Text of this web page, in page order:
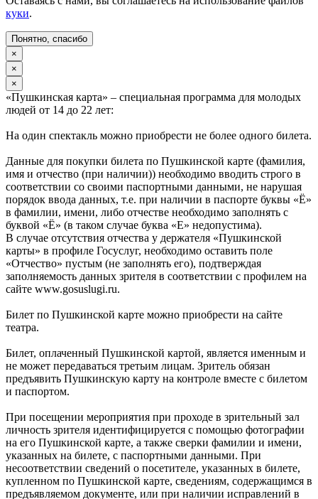
куки.
Понятно, спасибо
×
×
×
«Пушкинская карта» – специальная программа для молодых
людей от 14 до 22 лет:
На один спектакль можно приобрести не более одного билета.
Данные для покупки билета по Пушкинской карте (фамилия,
имя и отчество (при наличии)) необходимо вводить строго в
соответствии со своими паспортными данными, не нарушая
порядок ввода данных, т.е. при наличии в паспорте буквы «Ё»
в фамилии, имени, либо отчестве необходимо заполнять с
буквой «Ё» (в таком случае буква «Е» недопустима).
В случае отсутствия отчества у держателя «Пушкинской
карты» в профиле Госуслуг, необходимо оставить поле
«Отчество» пустым (не заполнять его), подтверждая
заполняемость данных зрителя в соответствии с профилем на
сайте www.gosuslugi.ru.
Билет по Пушкинской карте можно приобрести на сайте
театра.
Билет, оплаченный Пушкинской картой, является именным и
не может передаваться третьим лицам. Зритель обязан
предъявить Пушкинскую карту на контроле вместе с билетом
и паспортом.
При посещении мероприятия при проходе в зрительный зал
личность зрителя идентифицируется с помощью фотографии
на его Пушкинской карте, а также сверки фамилии и имени,
указанных на билете, с паспортными данными. При
несоответствии сведений о посетителе, указанных в билете,
купленном по Пушкинской карте, сведениям, содержащимся в
предъявляемом документе, или при наличии исправлений в